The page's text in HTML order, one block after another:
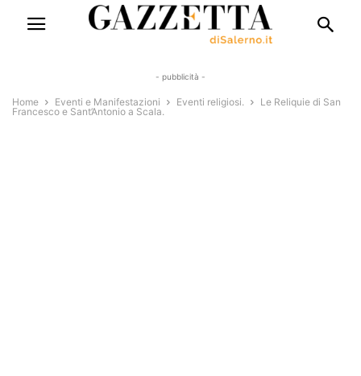
- pubblicità -
Home Eventi e Manifestazioni Eventi religiosi.
Le Reliquie di San
Francesco e Sant’Antonio a Scala.